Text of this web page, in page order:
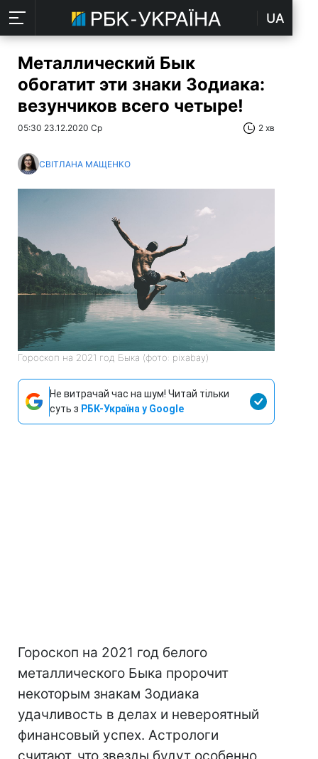
UA
Металлический Бык
обогатит эти знаки Зодиака:
везунчиков всего четыре!
05:30 23.12.2020 Ср 2 хв
СВІТЛАНА МАЩЕНКО
Гороскоп на 2021 год Быка (фото: pixabay)
Не витрачай час на шум! Читай тільки
суть з РБК-Україна у Google
Гороскоп на 2021 год белого
металлического Быка пророчит
некоторым знакам Зодиака
удачливость в делах и невероятный
финансовый успех. Астрологи